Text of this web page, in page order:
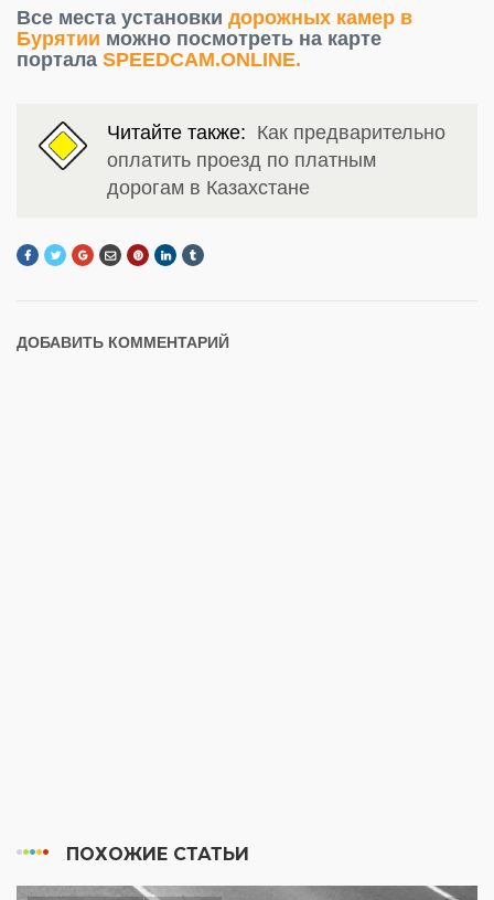
Все места установки дорожных камер в
Бурятии можно посмотреть на карте
портала SPEEDCAM.ONLINE.
Читайте также: Как предварительно
оплатить проезд по платным
дорогам в Казахстане
ДОБАВИТЬ КОММЕНТАРИЙ
ПОХОЖИЕ СТАТЬИ